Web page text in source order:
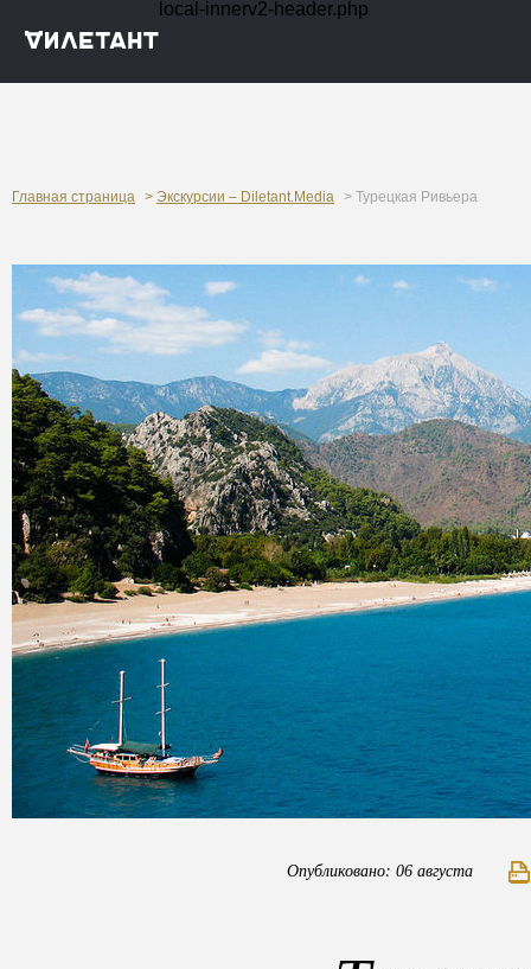
local-innerv2-header.php
Главная страница > Экскурсии – Diletant.Media > Турецкая Ривьера
Опубликовано: 06 августа